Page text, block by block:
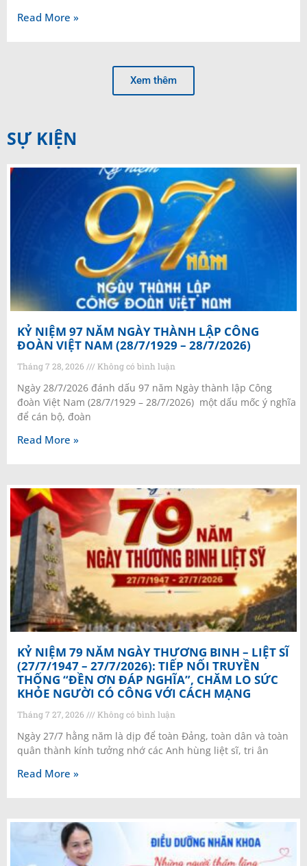
Read More »
Xem thêm
SỰ KIỆN
KỶ NIỆM 97 NĂM NGÀY THÀNH LẬP CÔNG
ĐOÀN VIỆT NAM (28/7/1929 – 28/7/2026)
Tháng 7 28, 2026 Không có bình luận
Ngày 28/7/2026 đánh dấu 97 năm Ngày thành lập Công
đoàn Việt Nam (28/7/1929 – 28/7/2026) một dấu mốc ý nghĩa
để cán bộ, đoàn
Read More »
KỶ NIỆM 79 NĂM NGÀY THƯƠNG BINH – LIỆT SĨ
(27/7/1947 – 27/7/2026): TIẾP NỐI TRUYỀN
THỐNG “ĐỀN ƠN ĐÁP NGHĨA”, CHĂM LO SỨC
KHỎE NGƯỜI CÓ CÔNG VỚI CÁCH MẠNG
Tháng 7 27, 2026 Không có bình luận
Ngày 27/7 hằng năm là dịp để toàn Đảng, toàn dân và toàn
quân thành kính tưởng nhớ các Anh hùng liệt sĩ, tri ân
Read More »